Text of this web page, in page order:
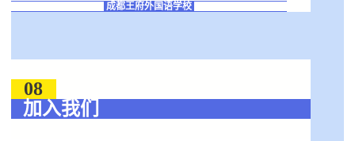
成都王府外国语学校
08
加入我们